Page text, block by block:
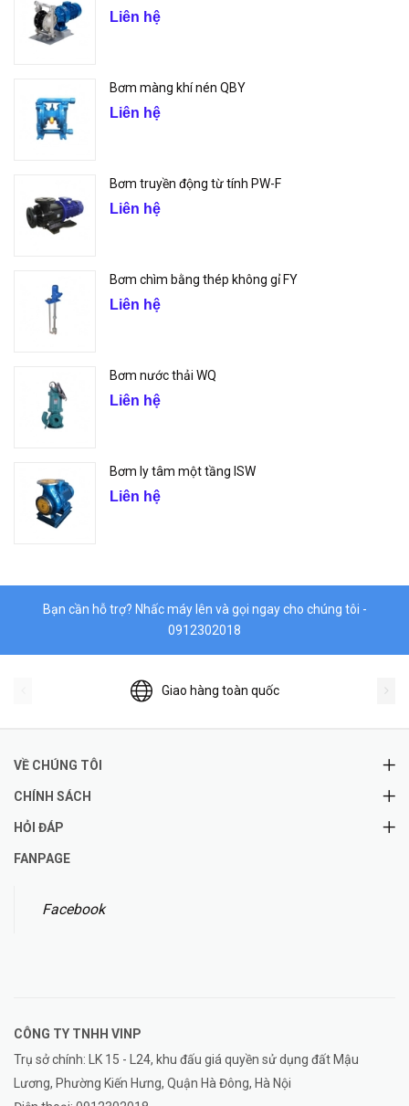
Liên hệ
Bơm màng khí nén QBY
Liên hệ
Bơm truyền động từ tính PW-F
Liên hệ
Bơm chìm bằng thép không gỉ FY
Liên hệ
Bơm nước thải WQ
Liên hệ
Bơm ly tâm một tầng ISW
Liên hệ
Bạn cần hỗ trợ? Nhấc máy lên và gọi ngay cho chúng tôi -
0912302018
Giao hàng toàn quốc
VỀ CHÚNG TÔI
CHÍNH SÁCH
HỎI ĐÁP
FANPAGE
Facebook
CÔNG TY TNHH VINP
Trụ sở chính: LK 15 - L24, khu đấu giá quyền sử dụng đất Mậu
Lương, Phường Kiến Hưng, Quận Hà Đông, Hà Nội